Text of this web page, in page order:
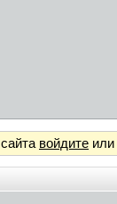
войдите или